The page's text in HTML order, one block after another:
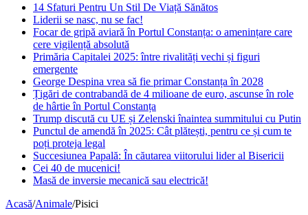
14 Sfaturi Pentru Un Stil De Viață Sănătos
Liderii se nasc, nu se fac!
Focar de gripă aviară în Portul Constanța: o amenințare care
cere vigilență absolută
Primăria Capitalei 2025: între rivalități vechi și figuri
emergente
George Despina vrea să fie primar Constanța în 2028
Țigări de contrabandă de 4 milioane de euro, ascunse în role
de hârtie în Portul Constanța
Trump discută cu UE și Zelenski înaintea summitului cu Putin
Punctul de amendă în 2025: Cât plătești, pentru ce și cum te
poți proteja legal
Succesiunea Papală: În căutarea viitorului lider al Bisericii
Cei 40 de mucenici!
Masă de inversie mecanică sau electrică!
Acasă/Animale/Pisici